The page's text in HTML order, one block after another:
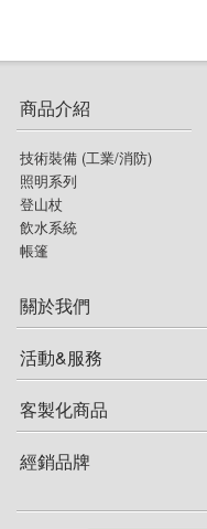
側背包
戰術背包
背架式背包
休閒背包
登山背包(50L以上)
水壺水袋週邊
吸管水袋
衛浴帳
帳篷週邊
天幕 地布
吊床與吊床週邊
睡眠用具週邊
行軍床
露宿袋
枕頭
折疊睡墊
羽絨睡袋 蓋毯
刷毛睡袋 蓋毯
不鏽鋼鍋
鋁合金鍋
聚熱強效鍋 效率系
茶壺
煎盤 烤盤
瓦斯爐
瓦斯
卡式爐
汽化爐
柴火爐 焚火台
蜘蛛爐(分離式瓦斯
登頂爐(直立式瓦斯
效率系統爐 高效能
烤架
餐廚用具
匙叉筷
鍋杓鏟
餐廚網
杯子
刀具
碗盤
餐廚配件
食品類
戶外傢俱
桌
椅
戶外傢俱週邊
戶外3C裝備
戶外配件 其它
雨傘
工具鉗
手機或對講機防水袋
打火棒 打火石 點火
戶外小物
車頂帳
車頂架
手套
健行手套
保暖手套
技術防護手套
書籍
工作服
外套
衣服
商品介紹
技術裝備 (工業/消防)
照明系列
登山杖
飲水系統
帳篷
關於我們
活動&服務
客製化商品
經銷品牌